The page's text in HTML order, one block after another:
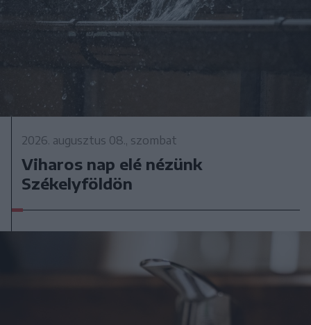
2026. augusztus 08., szombat
Viharos nap elé nézünk
Székelyföldön